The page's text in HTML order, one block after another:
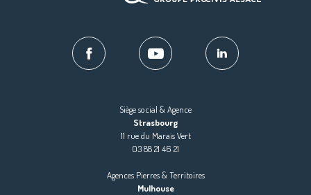
Siège social & Agence
Strasbourg
11 rue du Marais Vert
03 88 21 46 21
Agences Pierres & Territoires
Mulhouse